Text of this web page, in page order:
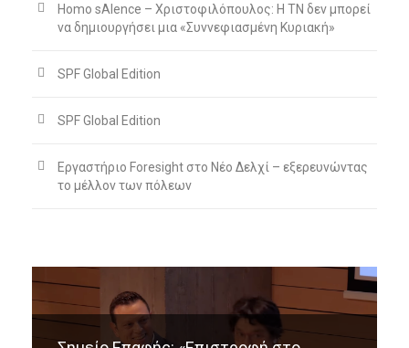
Homo sAIence – Χριστοφιλόπουλος: Η ΤΝ δεν μπορεί
να δημιουργήσει μια «Συννεφιασμένη Κυριακή»
SPF Global Edition
SPF Global Edition
Εργαστήριο Foresight στο Νέο Δελχί – εξερευνώντας
το μέλλον των πόλεων